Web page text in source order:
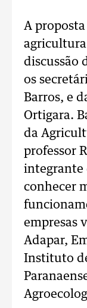
A
agricultura
discussão
os
Barros, e
Ortigara.
da
professor
integrante
conhecer
empresas
Adapar,
Instituto